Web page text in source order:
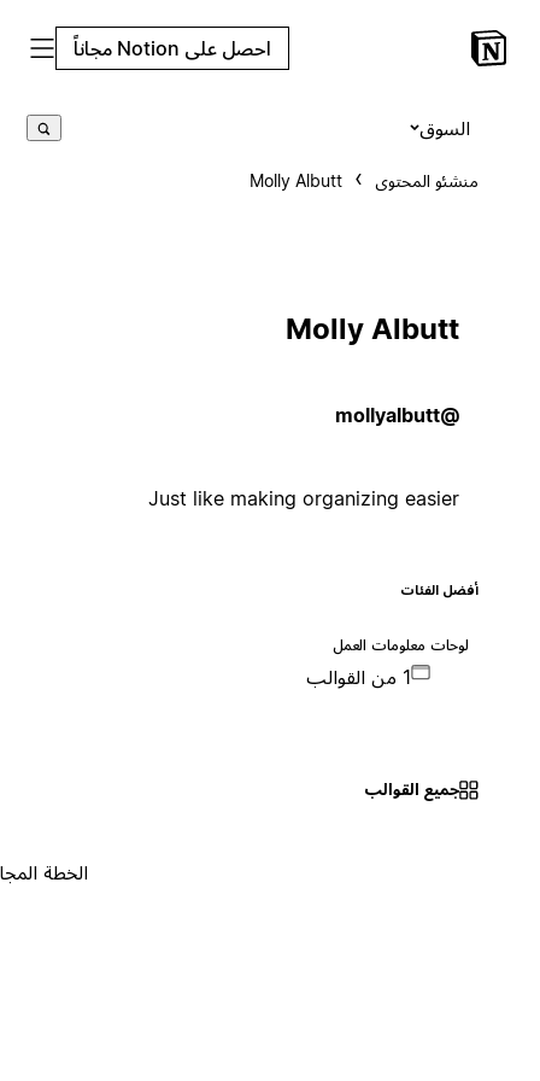
احصل على Notion مجاناً
منشئو المحتوى Molly Albutt
Molly Albutt
Just like making organizing easier
أفضل الفئات
لوحات معلومات العمل
جميع القوالب
الخطة المجانية ٠